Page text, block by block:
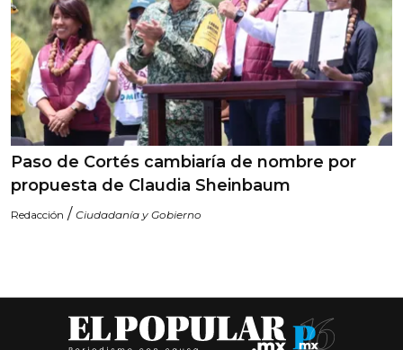
Paso de Cortés cambiaría de nombre por
propuesta de Claudia Sheinbaum
Redacción / Ciudadanía y Gobierno